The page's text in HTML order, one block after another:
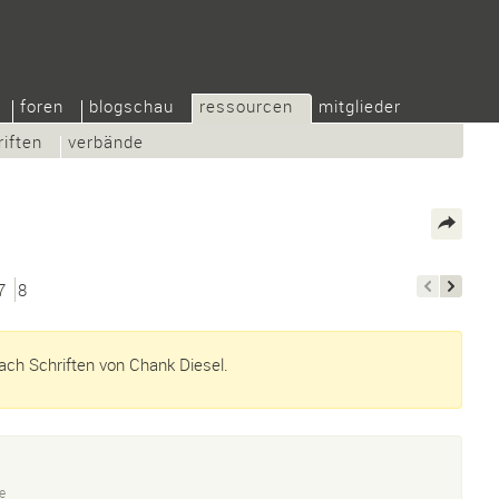
foren blogschau
ressourcen
verbände
mitglieder
8
Schriften von Chank Diesel.